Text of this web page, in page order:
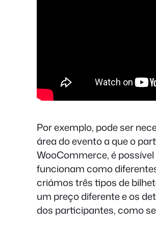
Por exemplo, pode ser
área do evento a que o
WooCommerce, é
funcionam como
criámos três tipos de
um preço diferente e os
dos participantes, como